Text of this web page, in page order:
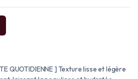
QUOTIDIENNE ] Texture lisse et légère